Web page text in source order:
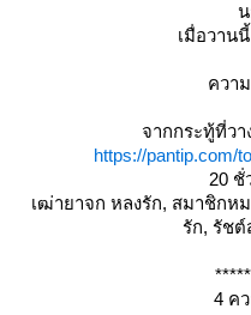
เมื่อวาน
ควา
จากกระทู้ที่ว
https://pantip.com/
20 ชั่
เฒ่ายาจก หลงรัก, สมาชิกห
รัก, รัชต์
4 ค